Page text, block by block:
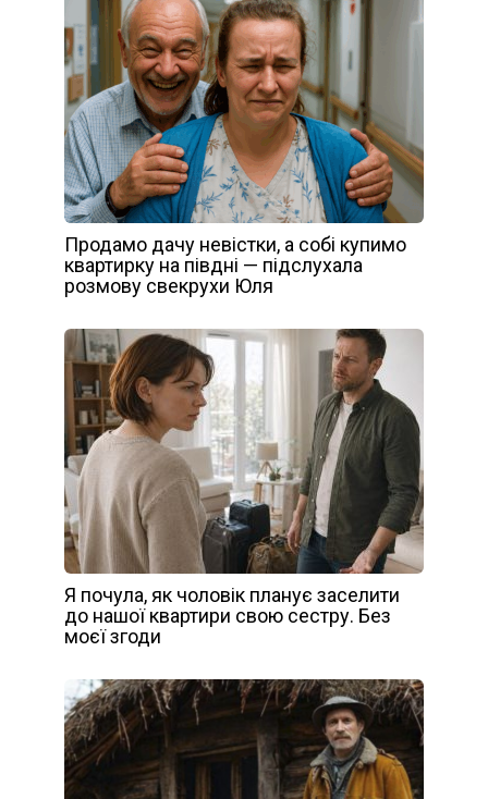
Продамо дачу невістки, а собі купимо
квартирку на півдні — підслухала
розмову свекрухи Юля
Я почула, як чоловік планує заселити
до нашої квартири свою сестру. Без
моєї згоди